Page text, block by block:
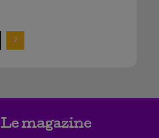
2
Le magazine